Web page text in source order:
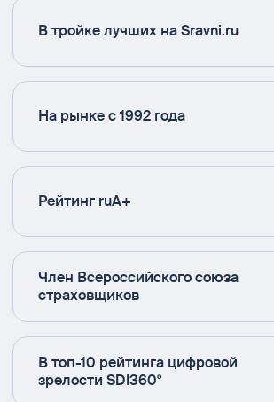
В тройке лучших на Sravni.ru
На рынке с 1992 года
Рейтинг ruA+
Член Всероссийского союза
страховщиков
В топ-10 рейтинга цифровой
зрелости SDI360°